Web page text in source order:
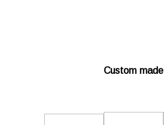
Custom made